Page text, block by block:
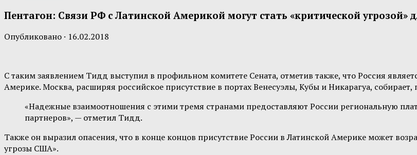
Пентагон: Связи РФ с Латинской Америкой могут стать «критической угрозой»
Опубликовано · 16.02.2018
С таким заявлением Тидд выступил в профильном комитете Сената, отметив также, что Россия
Америке. Москва, расширяя российское присутствие в портах Венесуэлы, Кубы и Никарагуа,
«Надежные взаимоотношения с этими тремя странами предоставляют России региональную
партнеров», — отметил Тидд.
Также он выразил опасения, что в конце концов присутствие России в Латинской Америке может
угрозы США».